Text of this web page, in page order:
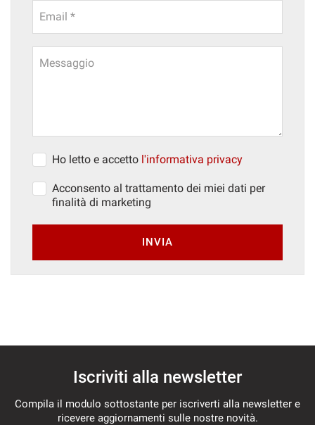
Email *
Messaggio
Ho letto e accetto l'informativa privacy
Acconsento al trattamento dei miei dati per
finalità di marketing
INVIA
Iscriviti alla newsletter
Compila il modulo sottostante per iscriverti alla newsletter e
ricevere aggiornamenti sulle nostre novità.